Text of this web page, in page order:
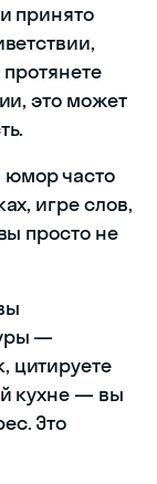
принято
это может
часто
игре слов,
просто не
—
цитируете
кухне — вы
Это